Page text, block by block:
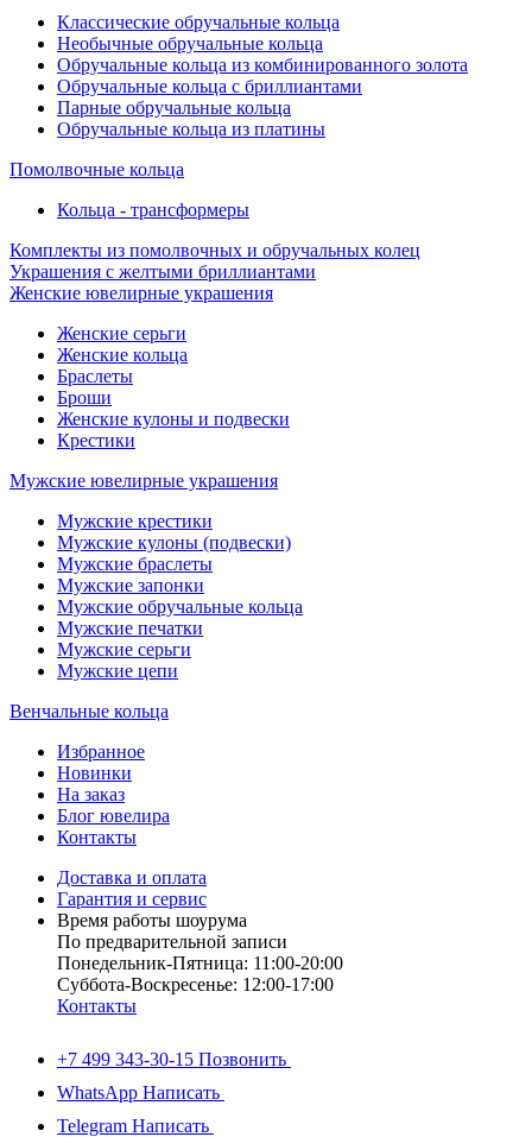
Классические обручальные кольца
Необычные обручальные кольца
Обручальные кольца из комбинированного золота
Обручальные кольца с бриллиантами
Парные обручальные кольца
Обручальные кольца из платины
Помолвочные кольца
Кольца - трансформеры
Комплекты из помолвочных и обручальных колец
Украшения с желтыми бриллиантами
Женские ювелирные украшения
Женские серьги
Женские кольца
Браслеты
Броши
Женские кулоны и подвески
Крестики
Мужские ювелирные украшения
Мужские крестики
Мужские кулоны (подвески)
Мужские браслеты
Мужские запонки
Мужские обручальные кольца
Мужские печатки
Мужские серьги
Мужские цепи
Венчальные кольца
Избранное
Новинки
На заказ
Блог ювелира
Контакты
Доставка и оплата
Гарантия и сервис
Время работы шоурума
По предварительной записи
Понедельник-Пятница: 11:00-20:00
Суббота-Bоcкресенье: 12:00-17:00
Контакты
+7 499 343-30-15 Позвонить
WhatsApp Написать
Telegram Написать